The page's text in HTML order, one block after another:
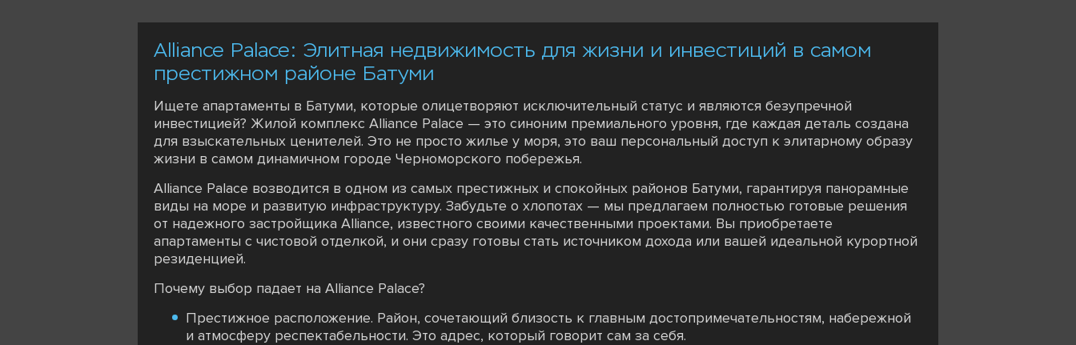
Alliance Palace: Элитная недвижимость для жизни и инвестиций в самом
престижном районе Батуми
Ищете апартаменты в Батуми, которые олицетворяют исключительный статус и являются безупречной
инвестицией? Жилой комплекс Alliance Palace — это синоним премиального уровня, где каждая деталь создана
для взыскательных ценителей. Это не просто жилье у моря, это ваш персональный доступ к элитарному образу
жизни в самом динамичном городе Черноморского побережья.
Alliance Palace возводится в одном из самых престижных и спокойных районов Батуми, гарантируя панорамные
виды на море и развитую инфраструктуру. Забудьте о хлопотах — мы предлагаем полностью готовые решения
от надежного застройщика Alliance, известного своими качественными проектами. Вы приобретаете
апартаменты с чистовой отделкой, и они сразу готовы стать источником дохода или вашей идеальной курортной
резиденцией.
Почему выбор падает на Alliance Palace?
Престижное расположение. Район, сочетающий близость к главным достопримечательностям, набережной
и атмосферу респектабельности. Это адрес, который говорит сам за себя.